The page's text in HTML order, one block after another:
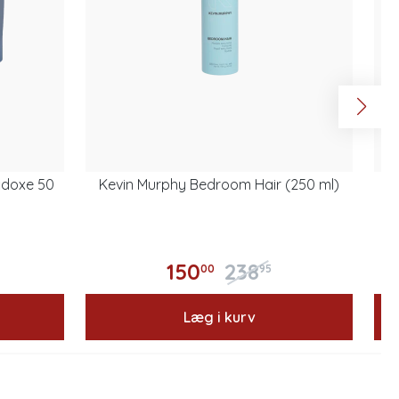
50
Kevin Murphy Bedroom Hair (250 ml)
15000 23895
Læg i kurv